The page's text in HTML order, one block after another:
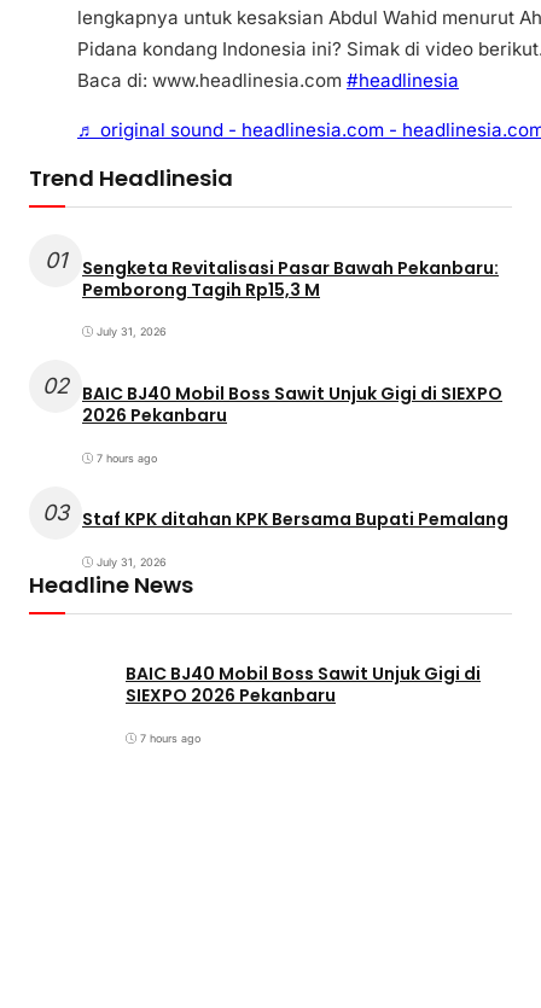
lengkapnya untuk kesaksian Abdul Wahid menurut
Pidana kondang Indonesia ini? Simak di video
Baca di: www.headlinesia.com #headlinesia
♬ original sound - headlinesia.com -
Trend Headlinesia
01
Sengketa Revitalisasi Pasar Bawah Pekanbaru:
Pemborong Tagih Rp15,3 M
July 31, 2026
02 BAIC BJ40 Mobil Boss Sawit Unjuk Gigi di SIEXPO
2026 Pekanbaru
7 hours ago
03 Staf KPK ditahan KPK Bersama Bupati Pemalang
July 31, 2026
Headline News
BAIC BJ40 Mobil Boss Sawit Unjuk Gigi di
SIEXPO 2026 Pekanbaru
7 hours ago